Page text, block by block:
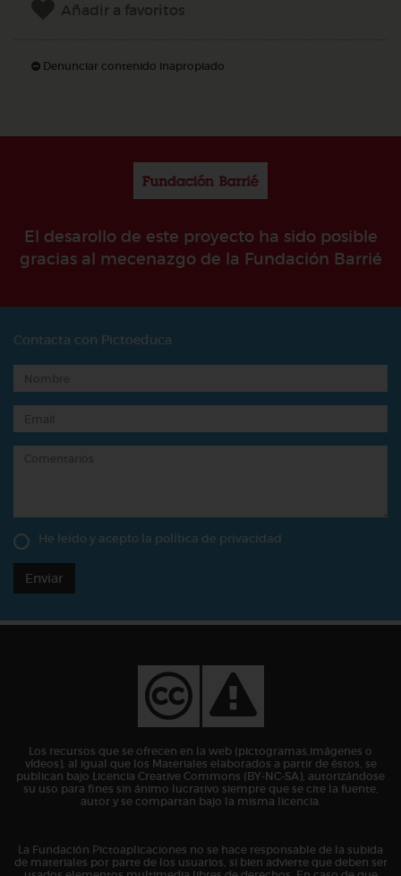
Añadir a favoritos
Denunciar contenido inapropiado
El desarollo de este proyecto ha sido posible
gracias al mecenazgo de la Fundación Barrié
Contacta con Pictoeduca
He leído y acepto la política de privacidad
Enviar
Los recursos que se ofrecen en la web (pictogramas,imágenes o
vídeos), al igual que los Materiales elaborados a partir de éstos, se
publican bajo Licencia Creative Commons (BY-NC-SA), autorizándose
su uso para fines sin ánimo lucrativo siempre que se cite la fuente,
autor y se compartan bajo la misma licencia.
La Fundación Pictoaplicaciones no se hace responsable de la subida
de materiales por parte de los usuarios, si bien advierte que deben ser